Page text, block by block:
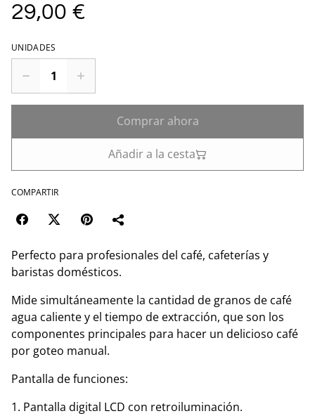
29,00 €
UNIDADES
Comprar ahora
Añadir a la cesta
COMPARTIR
Perfecto para profesionales del café, cafeterías y
baristas domésticos.
Mide simultáneamente la cantidad de granos de café
agua caliente y el tiempo de extracción, que son los
componentes principales para hacer un delicioso café
por goteo manual.
Pantalla de funciones:
1. Pantalla digital LCD con retroiluminación.